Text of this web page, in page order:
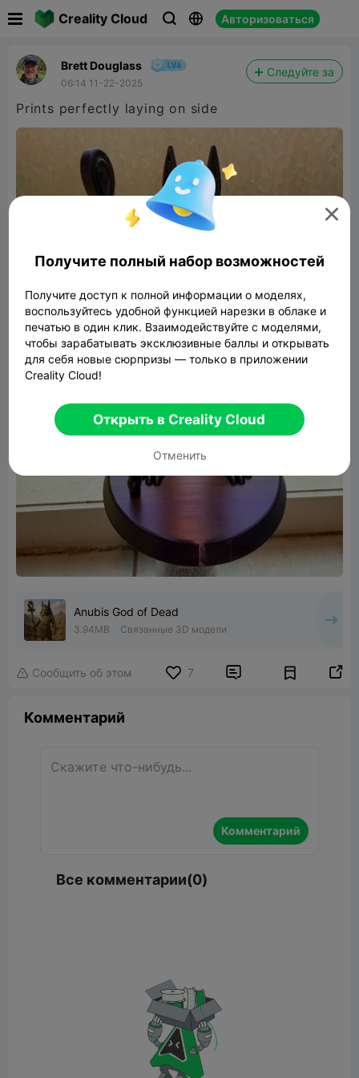
Creality Cloud   Авторизоваться
Brett Douglass
06:14 11-22-2025
Следуйте за
Prints perfectly laying on side
Anubis God of Dead
3.94MB Связанные 3D модели
 Сообщить об этом 7  
Комментарий
Комментарий
Все комментарии(0)

Получите полный набор возможностей
Получите доступ к полной информации о моделях,
воспользуйтесь удобной функцией нарезки в облаке и
печатью в один клик. Взаимодействуйте с моделями,
чтобы зарабатывать эксклюзивные баллы и открывать
для себя новые сюрпризы — только в приложении
Creality Cloud!
Открыть в Creality Cloud
Отменить